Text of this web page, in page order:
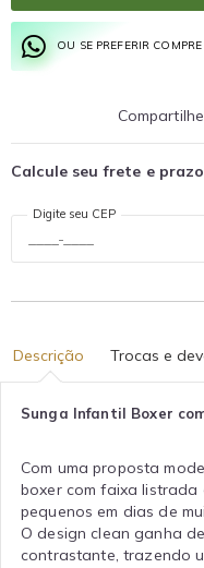
OU SE PREFERIR
Calcule seu frete e
Digite seu CEP
Descrição Trocas e
Sunga Infantil Boxer
Com uma proposta
boxer com faixa
pequenos em dias de
O design clean ganha
contrastante, trazendo